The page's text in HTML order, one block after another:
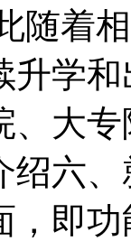
随着
升学
、大
绍六
，即